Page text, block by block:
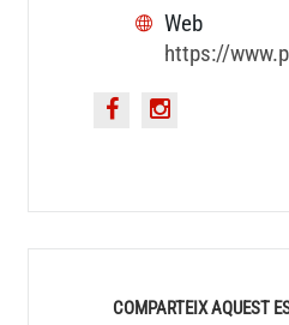
Web
https://
COMPARTEIX AQUEST